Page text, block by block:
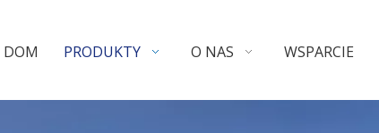
DOM PRODUKTY O NAS WSPARCIE